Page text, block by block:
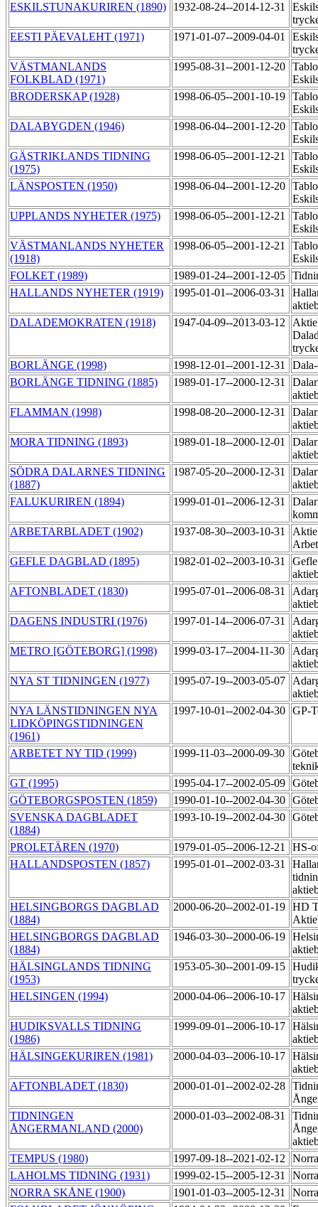
ESKILSTUNAKURIREN (1890)
1932-08-24--2014-12-31
EESTI PÄEVALEHT (1971)
1971-01-07--2009-04-01
VÄSTMANLANDS
FOLKBLAD (1971)
1995-08-31--2001-12-20
BRODERSKAP (1928)
1998-06-05--2001-10-19
DALABYGDEN (1946)
1998-06-04--2001-12-20
GÄSTRIKLANDS TIDNING
(1975)
1998-06-05--2001-12-21
LÄNSPOSTEN (1950)
1998-06-04--2001-12-20
UPPLANDS NYHETER (1975)
1998-06-05--2001-12-21
VÄSTMANLANDS NYHETER
(1918)
1998-06-05--2001-12-21
FOLKET (1989)
1989-01-24--2001-12-05
HALLANDS NYHETER (1919)
1995-01-01--2006-03-31
DALADEMOKRATEN (1918)
1947-04-09--2013-03-12
BORLÄNGE (1998)
1998-12-01--2001-12-31
BORLÄNGE TIDNING (1885)
1989-01-17--2000-12-31
FLAMMAN (1998)
1998-08-20--2000-12-31
MORA TIDNING (1893)
1989-01-18--2000-12-01
SÖDRA DALARNES TIDNING
(1887)
1987-05-20--2000-12-31
FALUKURIREN (1894)
1999-01-01--2006-12-31
ARBETARBLADET (1902)
1937-08-30--2003-10-31
GEFLE DAGBLAD (1895)
1982-01-02--2003-10-31
AFTONBLADET (1830)
1995-07-01--2006-08-31
DAGENS INDUSTRI (1976)
1997-01-14--2006-07-31
METRO [GÖTEBORG] (1998)
1999-03-17--2004-11-30
NYA ST TIDNINGEN (1977)
1995-07-19--2003-05-07
NYA LÄNSTIDNINGEN NYA
LIDKÖPINGSTIDNINGEN
(1961)
1997-10-01--2002-04-30 GP-
ARBETET NY TID (1999) 1999-11-03--2000-09-30
GT (1995)
1995-04-17--2002-05-09
GÖTEBORGSPOSTEN (1859)
1990-01-10--2002-04-30
SVENSKA DAGBLADET
(1884)
1993-10-19--2002-04-30
PROLETÄREN (1970) 1979-01-05--2006-12-21
HS-
HALLANDSPOSTEN (1857)
1995-01-01--2002-03-31
HELSINGBORGS DAGBLAD
(1884)
2000-06-20--2002-01-19 HD
HELSINGBORGS DAGBLAD
(1884)
1946-03-30--2000-06-19
HÄLSINGLANDS TIDNING
(1953)
1953-05-30--2001-09-15
HELSINGEN (1994)
2000-04-06--2006-10-17
HUDIKSVALLS TIDNING
(1986)
1999-09-01--2006-10-17
HÄLSINGEKURIREN (1981)
2000-04-03--2006-10-17
AFTONBLADET (1830)
2000-01-01--2002-02-28
TIDNINGEN
ÅNGERMANLAND (2000)
2000-01-03--2002-08-31
TEMPUS (1980)
1997-09-18--2021-02-12
LAHOLMS TIDNING (1931)
1999-02-15--2005-12-31
NORRA SKÅNE (1900)
1901-01-03--2005-12-31